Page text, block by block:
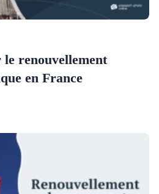
renouvellement
en France